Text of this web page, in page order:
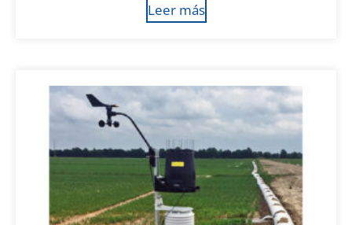
Leer más